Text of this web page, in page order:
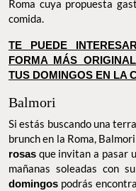
Roma cuya propuesta
comida.
TE PUEDE INTERESAR:
MÁS ORIGINAL (Y
DOMINGOS EN LA CDMX
Balmori
Si estás buscando una
brunch en la Roma,
rosasque invitan a pasar
mañanas soleadas con
domingospodrás